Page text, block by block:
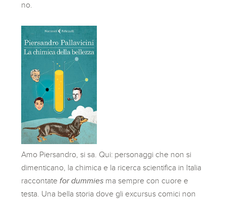
no.
Amo Piersandro, si sa. Qui: personaggi che non si
dimenticano, la chimica e la ricerca scientifica in Italia
raccontatefor dummies ma sempre con cuore e
testa. Una bella storia dove gli excursus comici non